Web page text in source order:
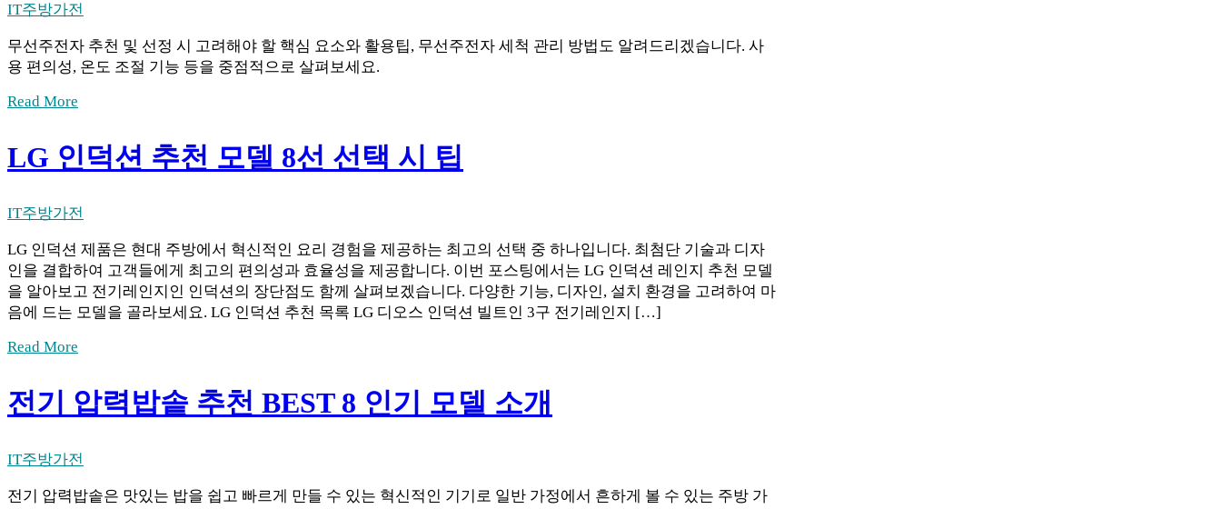
IT주방가전
무선주전자 추천 및 선정 시 고려해야 할 핵심 요소와 활용팁, 무선주전자 세척 관리 방법도 알려드리겠습니다. 사
용 편의성, 온도 조절 기능 등을 중점적으로 살펴보세요.
Read More
LG 인덕션 추천 모델 8선 선택 시 팁
IT주방가전
LG 인덕션 제품은 현대 주방에서 혁신적인 요리 경험을 제공하는 최고의 선택 중 하나입니다. 최첨단 기술과 디자
인을 결합하여 고객들에게 최고의 편의성과 효율성을 제공합니다. 이번 포스팅에서는 LG 인덕션 레인지 추천 모델
을 알아보고 전기레인지인 인덕션의 장단점도 함께 살펴보겠습니다. 다양한 기능, 디자인, 설치 환경을 고려하여 마
음에 드는 모델을 골라보세요. LG 인덕션 추천 목록 LG 디오스 인덕션 빌트인 3구 전기레인지 […]
Read More
전기 압력밥솥 추천 BEST 8 인기 모델 소개
IT주방가전
전기 압력밥솥은 맛있는 밥을 쉽고 빠르게 만들 수 있는 혁신적인 기기로 일반 가정에서 흔하게 볼 수 있는 주방 가